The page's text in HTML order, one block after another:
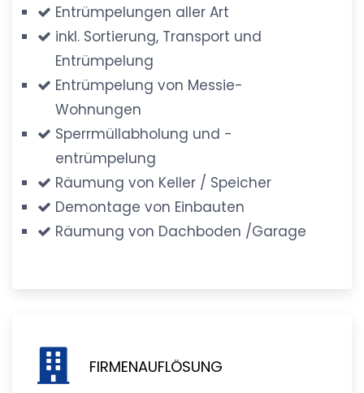
Entrümpelungen aller Art
inkl. Sortierung, Transport und
Entrümpelung
Entrümpelung von Messie-
Wohnungen
Sperrmüllabholung und -
entrümpelung
Räumung von Keller / Speicher
Demontage von Einbauten
Räumung von Dachboden /Garage
FIRMENAUFLÖSUNG